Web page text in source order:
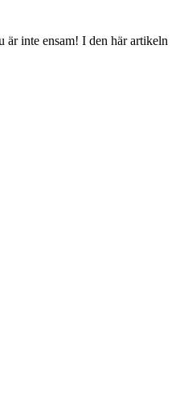
är inte ensam! I den här artikeln